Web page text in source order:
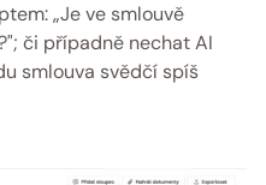
„Je ve smlouvě
či případně nechat AI
smlouva svědčí spíš